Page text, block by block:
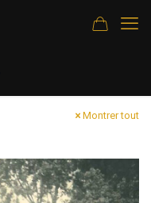
Montrer tout